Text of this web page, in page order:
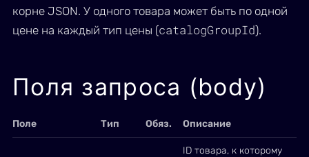
корне JSON. У одного товара может быть по одной
цене на каждый тип цены (catalogGroupId).
Поля запроса (body)
Поле Тип Обяз. Описание
ID товара, к которому